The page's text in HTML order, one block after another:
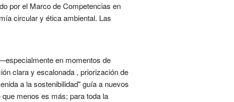
por el Marco de Competencias en
circular y ética ambiental. Las
en momentos de
clara y escalonada , priorización de
a la sostenibilidad" guía a nuevos
menos es más; para toda la